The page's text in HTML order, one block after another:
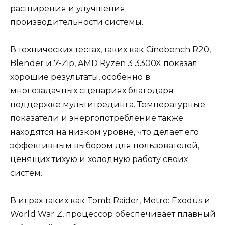
расширения и улучшения
производительности системы.
В технических тестах, таких как Cinebench R20,
Blender и 7-Zip, AMD Ryzen 3 3300X показал
хорошие результаты, особенно в
многозадачных сценариях благодаря
поддержке мультитрединга. Температурные
показатели и энергопотребление также
находятся на низком уровне, что делает его
эффективным выбором для пользователей,
ценящих тихую и холодную работу своих
систем.
В играх таких как Tomb Raider, Metro: Exodus и
World War Z, процессор обеспечивает плавный